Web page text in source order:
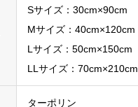
Sサイズ：30cm×90cm
Mサイズ：40cm×120cm
Lサイズ：50cm×150cm
LLサイズ：70cm×210cm
ターポリン